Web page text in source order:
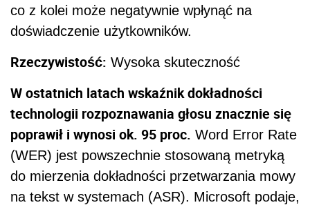
co z kolei może negatywnie wpłynąć na
doświadczenie użytkowników.
Rzeczywistość: Wysoka skuteczność
W ostatnich latach wskaźnik dokładności
technologii rozpoznawania głosu znacznie się
poprawił i wynosi ok. 95 proc. Word Error Rate
(WER) jest powszechnie stosowaną metryką
do mierzenia dokładności przetwarzania mowy
na tekst w systemach (ASR). Microsoft podaje,